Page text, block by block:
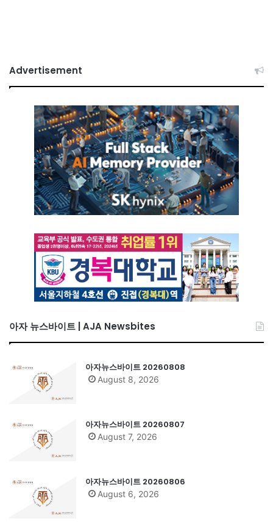
Advertisement
아자 뉴스바이트 | AJA Newsbites
아자뉴스바이트 20260808
August 8, 2026
아자뉴스바이트 20260807
August 7, 2026
아자뉴스바이트 20260806
August 6, 2026